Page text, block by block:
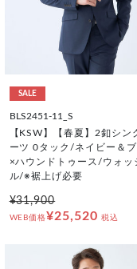
SALE
BLS2451-11_S
【KSW】【春夏】2釦シン
ーツ 0タック/ネイビー＆ブ
×ハウンドトゥース/ウォッ
ル/※裾上げ必要
¥31,900
WEB価格¥25,520 税込